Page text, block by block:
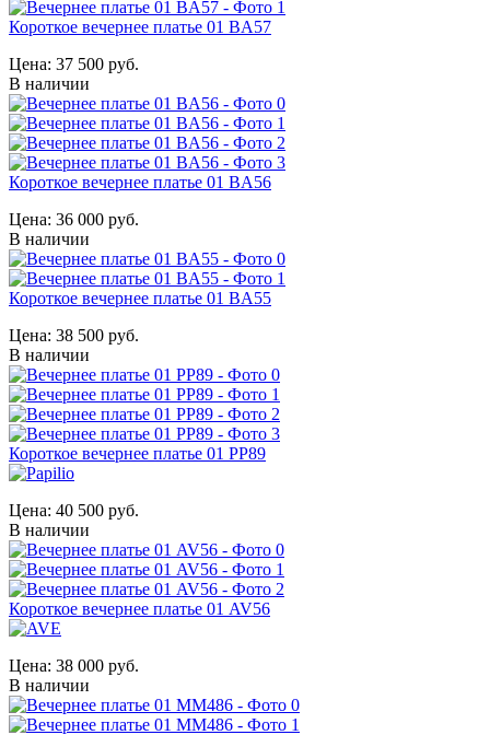
Короткое вечернее платье 01 BA57
Цена: 37 500 руб.
В наличии
Короткое вечернее платье 01 BA56
Цена: 36 000 руб.
В наличии
Короткое вечернее платье 01 BA55
Цена: 38 500 руб.
В наличии
Короткое вечернее платье 01 PP89
Цена: 40 500 руб.
В наличии
Короткое вечернее платье 01 AV56
Цена: 38 000 руб.
В наличии